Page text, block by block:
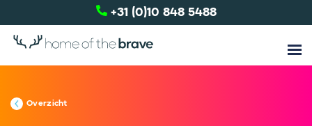
+31 (0)10 848 5488
Overzicht